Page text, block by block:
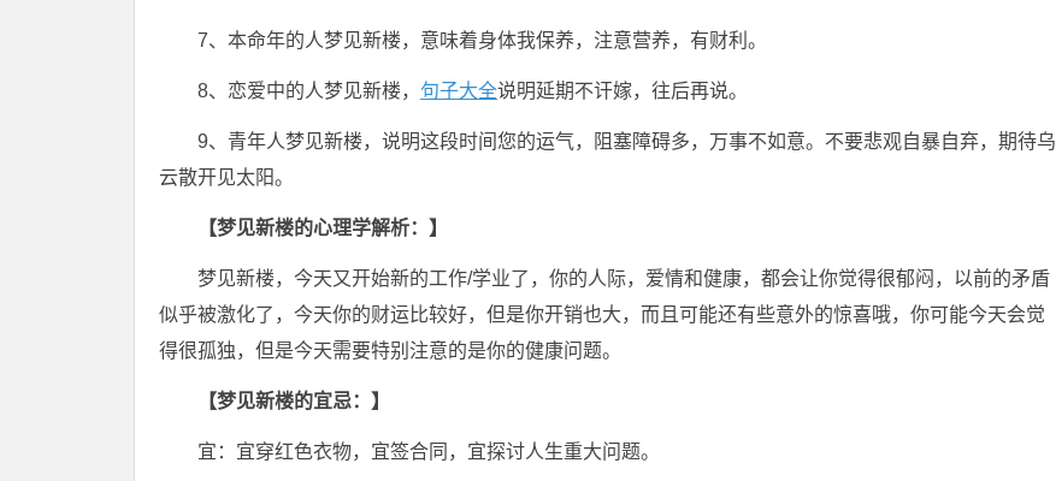
7、本命年的人梦见新楼，意味着身体我保养，注意营养，有财利。
8、恋爱中的人梦见新楼， 句子大全说明延期不讦嫁，往后再说。
9、青年人梦见新楼，说明这段时间您的运气，阻塞障碍多，万事不如意。不要悲观自暴自弃，期待乌
云散开见太阳。
【梦见新楼的心理学解析：】
梦见新楼，今天又开始新的工作/学业了，你的人际，爱情和健康，都会让你觉得很郁闷，以前的矛盾
似乎被激化了，今天你的财运比较好，但是你开销也大，而且可能还有些意外的惊喜哦，你可能今天会觉
得很孤独，但是今天需要特别注意的是你的健康问题。
【梦见新楼的宜忌：】
宜：宜穿红色衣物，宜签合同，宜探讨人生重大问题。